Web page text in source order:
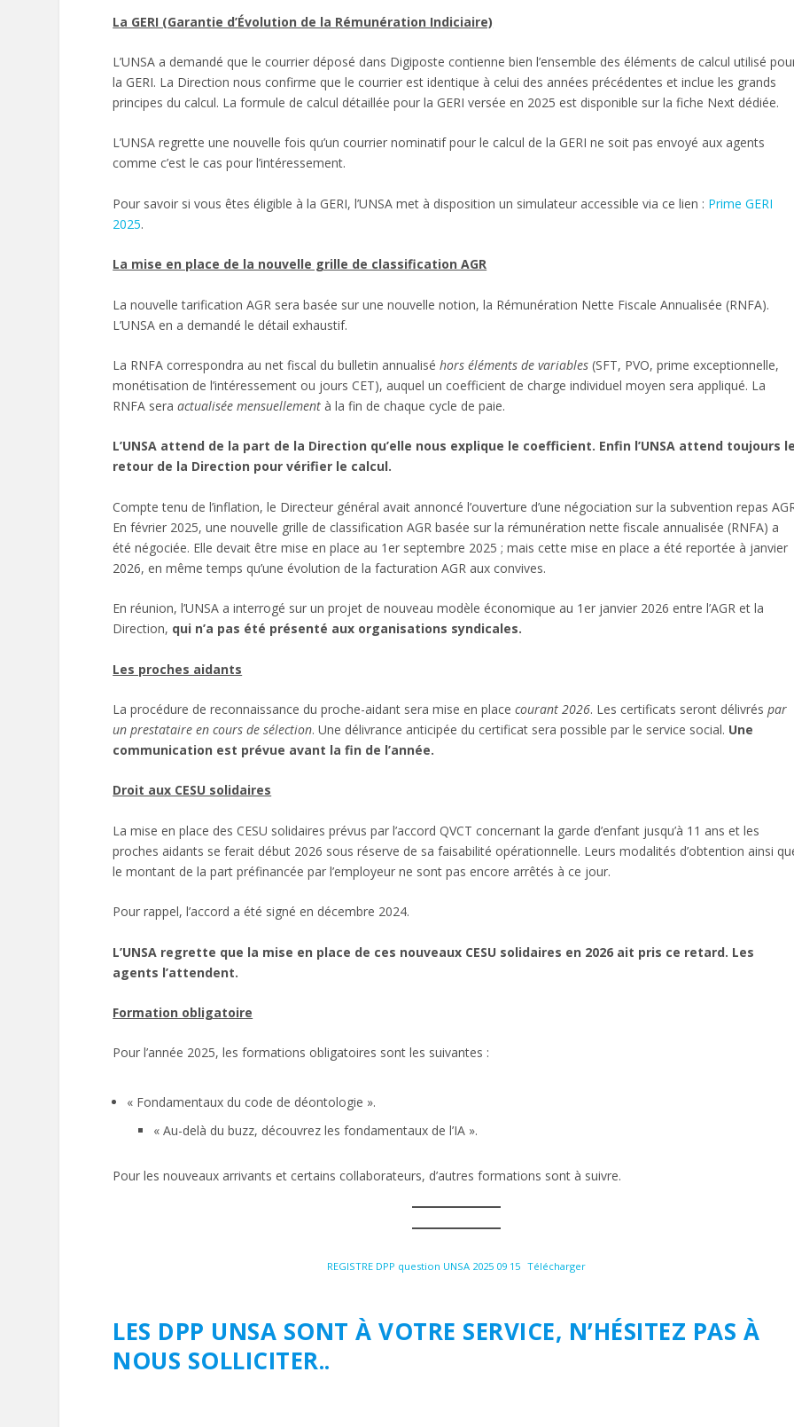
La GERI (Garantie d’Évolution de la Rémunération Indiciaire)
L’UNSA a demandé que le courrier déposé dans Digiposte contienne bien l’ensemble des éléments de calcul utilisé
la GERI. La Direction nous confirme que le courrier est identique à celui des années précédentes et inclue les grands
principes du calcul. La formule de calcul détaillée pour la GERI versée en 2025 est disponible sur la fiche Next dédiée.
L’UNSA regrette une nouvelle fois qu’un courrier nominatif pour le calcul de la GERI ne soit pas envoyé aux agents
comme c’est le cas pour l’intéressement.
Pour savoir si vous êtes éligible à la GERI, l’UNSA met à disposition un simulateur accessible via ce lien : Prime GERI
2025.
La mise en place de la nouvelle grille de classification AGR
La nouvelle tarification AGR sera basée sur une nouvelle notion, la Rémunération Nette Fiscale Annualisée (RNFA).
L’UNSA en a demandé le détail exhaustif.
La RNFA correspondra au net fiscal du bulletin annualiséhors éléments de variables (SFT, PVO, prime exceptionnelle,
monétisation de l’intéressement ou jours CET), auquel un coefficient de charge individuel moyen sera appliqué. La
RNFA seraactualisée mensuellement à la fin de chaque cycle de paie.
L’UNSA attend de la part de la Direction qu’elle nous explique le coefficient. Enfin l’UNSA attend toujours
retour de la Direction pour vérifier le calcul.
Compte tenu de l’inflation, le Directeur général avait annoncé l’ouverture d’une négociation sur la subvention repas
En février 2025, une nouvelle grille de classification AGR basée sur la rémunération nette fiscale annualisée (RNFA) a
été négociée. Elle devait être mise en place au 1 er septembre 2025 ; mais cette mise en place a été reportée à janvier
2026, en même temps qu’une évolution de la facturation AGR aux convives.
En réunion, l’UNSA a interrogé sur un projet de nouveau modèle économique au 1 er janvier 2026 entre l’AGR et la
Direction, qui n’a pas été présenté aux organisations syndicales.
Les proches aidants
La procédure de reconnaissance du proche-aidant sera mise en placecourant 2026. Les certificats seront délivréspar
un prestataire en cours de sélection. Une délivrance anticipée du certificat sera possible par le service social. Une
communication est prévue avant la fin de l’année.
Droit aux CESU solidaires
La mise en place des CESU solidaires prévus par l’accord QVCT concernant la garde d’enfant jusqu’à 11 ans et les
proches aidants se ferait début 2026 sous réserve de sa faisabilité opérationnelle. Leurs modalités d’obtention ainsi
le montant de la part préfinancée par l’employeur ne sont pas encore arrêtés à ce jour.
Pour rappel, l’accord a été signé en décembre 2024.
L’UNSA regrette que la mise en place de ces nouveaux CESU solidaires en 2026 ait pris ce retard. Les
agents l’attendent.
Formation obligatoire
Pour l’année 2025, les formations obligatoires sont les suivantes :
« Fondamentaux du code de déontologie ».
« Au-delà du buzz, découvrez les fondamentaux de l’IA ».
Pour les nouveaux arrivants et certains collaborateurs, d’autres formations sont à suivre.
REGISTRE DPP question UNSA 2025 09 15 Télécharger
LES DPP UNSA SONT À VOTRE SERVICE, N’HÉSITEZ PAS À
NOUS SOLLICITER..